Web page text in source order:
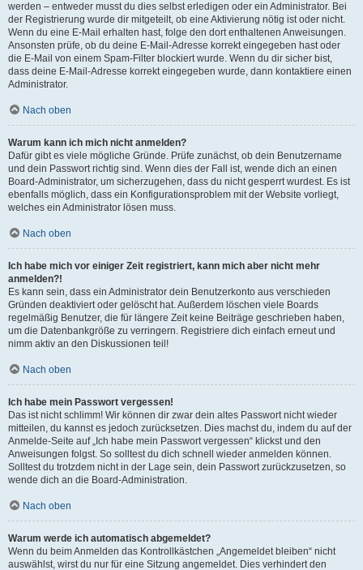
werden – entweder musst du dies selbst erledigen oder ein Administrator. Bei
der Registrierung wurde dir mitgeteilt, ob eine Aktivierung nötig ist oder nicht.
Wenn du eine E-Mail erhalten hast, folge den dort enthaltenen Anweisungen.
Ansonsten prüfe, ob du deine E-Mail-Adresse korrekt eingegeben hast oder
die E-Mail von einem Spam-Filter blockiert wurde. Wenn du dir sicher bist,
dass deine E-Mail-Adresse korrekt eingegeben wurde, dann kontaktiere einen
Administrator.
Nach oben
Warum kann ich mich nicht anmelden?
Dafür gibt es viele mögliche Gründe. Prüfe zunächst, ob dein Benutzername
und dein Passwort richtig sind. Wenn dies der Fall ist, wende dich an einen
Board-Administrator, um sicherzugehen, dass du nicht gesperrt wurdest. Es ist
ebenfalls möglich, dass ein Konfigurationsproblem mit der Website vorliegt,
welches ein Administrator lösen muss.
Nach oben
Ich habe mich vor einiger Zeit registriert, kann mich aber nicht mehr
anmelden?!
Es kann sein, dass ein Administrator dein Benutzerkonto aus verschieden
Gründen deaktiviert oder gelöscht hat. Außerdem löschen viele Boards
regelmäßig Benutzer, die für längere Zeit keine Beiträge geschrieben haben,
um die Datenbankgröße zu verringern. Registriere dich einfach erneut und
nimm aktiv an den Diskussionen teil!
Nach oben
Ich habe mein Passwort vergessen!
Das ist nicht schlimm! Wir können dir zwar dein altes Passwort nicht wieder
mitteilen, du kannst es jedoch zurücksetzen. Dies machst du, indem du auf der
Anmelde-Seite auf „Ich habe mein Passwort vergessen“ klickst und den
Anweisungen folgst. So solltest du dich schnell wieder anmelden können.
Solltest du trotzdem nicht in der Lage sein, dein Passwort zurückzusetzen, so
wende dich an die Board-Administration.
Nach oben
Warum werde ich automatisch abgemeldet?
Wenn du beim Anmelden das Kontrollkästchen „Angemeldet bleiben“ nicht
auswählst, wirst du nur für eine Sitzung angemeldet. Dies verhindert den